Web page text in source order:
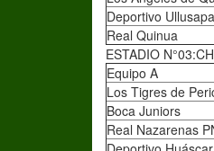
Deportivo
Real Quinua
ESTADIO
Equipo A
Los Tigres de
Boca Juniors
Real Nazarenas